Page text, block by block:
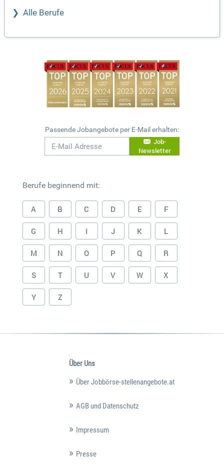
Alle Berufe
Passende Jobangebote per E-Mail erhalten:
Job-
Newsletter
Berufe beginnend mit:
A B C D E F
G H I J K L
M N O P Q R
S T U V W X
Y Z
Über Uns
Über Jobbörse-stellenangebote.at
AGB und Datenschutz
Impressum
Presse